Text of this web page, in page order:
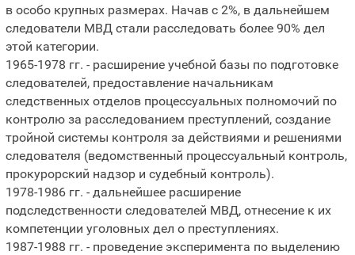
в особо крупных размерах. Начав с 2%, в дальнейшем
следователи МВД стали расследовать более 90% дел
этой категории.
1965-1978 гг. - расширение учебной базы по подготовке
следователей, предоставление начальникам
следственных отделов процессуальных полномочий по
контролю за расследованием преступлений, создание
тройной системы контроля за действиями и решениями
следователя (ведомственный процессуальный контроль,
прокурорский надзор и судебный контроль).
1978-1986 гг. - дальнейшее расширение
подследственности следователей МВД, отнесение к их
компетенции уголовных дел о преступлениях.
1987-1988 гг. - проведение эксперимента по выделению